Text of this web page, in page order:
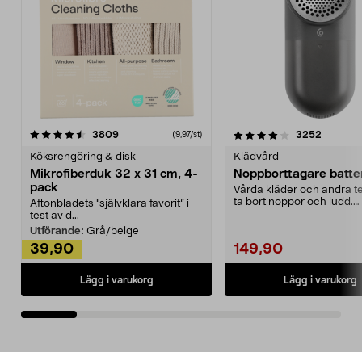
3809recensioner (9,97/st)
Köksrengöring & disk
Mikrofiberduk 32 x 31 cm, 4-
pack
Aftonbladets "självklara favorit” i
test av d...
Utförande: Grå/beige
39,90
Lägg i varukorg
4.0av 5 stjärnor 3252
Klädvård
Noppborttagare
Vårda kläder och andra
ta bort noppor och ludd.
149,90
Lägg i varukorg
4.5av 5 stjärnor